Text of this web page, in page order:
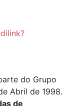
do Grupo
Abril de 1998.
de